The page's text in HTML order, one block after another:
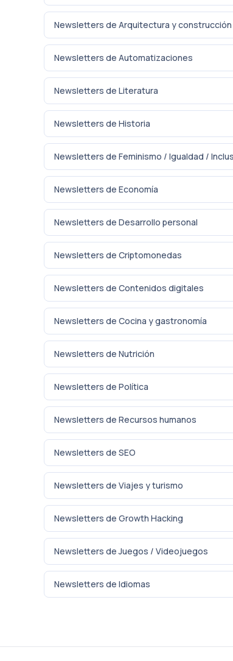
Newsletters de Arquitectura y construcción
Newsletters de Automatizaciones
Newsletters de Literatura
Newsletters de Historia
Newsletters de Feminismo / Igualdad /
Newsletters de Economía
Newsletters de Desarrollo personal
Newsletters de Criptomonedas
Newsletters de Contenidos digitales
Newsletters de Cocina y gastronomía
Newsletters de Nutrición
Newsletters de Política
Newsletters de Recursos humanos
Newsletters de SEO
Newsletters de Viajes y turismo
Newsletters de Growth Hacking
Newsletters de Juegos / Videojuegos
Newsletters de Idiomas